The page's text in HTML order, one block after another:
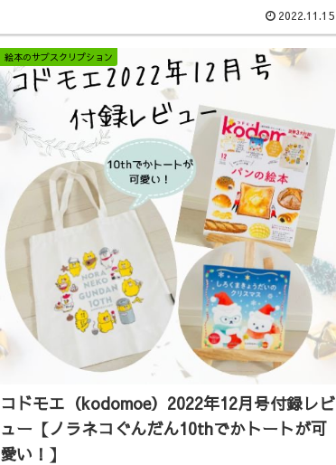
2022.11.15
絵本のサブスクリプション
コドモエ（kodomoe）2022年12月号付録レビ
ュー【ノラネコぐんだん10thでかトートが可
愛い！】